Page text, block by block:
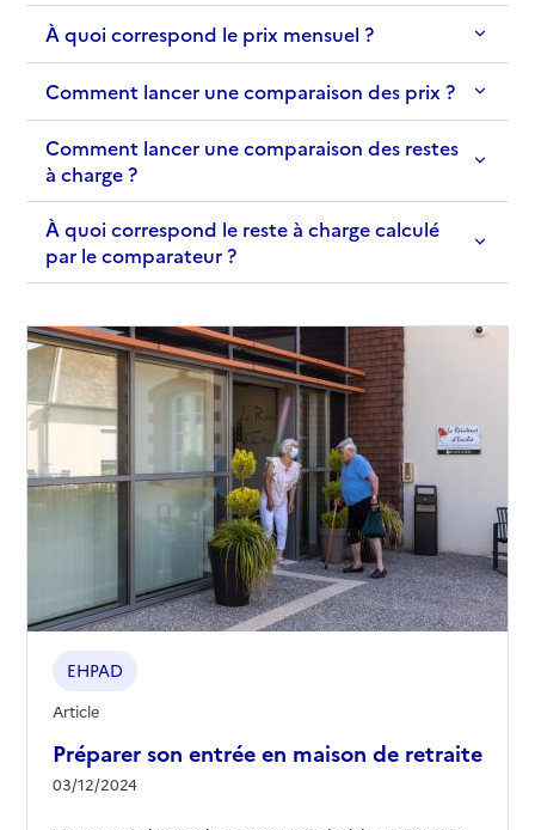
Source des données : Finess n° 910806355
Mis à jour le : 19/11/2024
À quoi correspond le prix mensuel ?
Comment lancer une comparaison des prix ?
Comment lancer une comparaison des restes
à charge ?
À quoi correspond le reste à charge calculé
par le comparateur ?
Préparer son entrée en maison de retraite
03/12/2024
EHPAD
Article